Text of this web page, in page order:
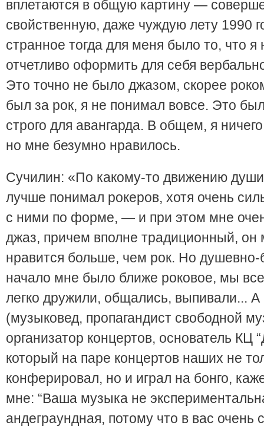
вплетаются в общую картину —
свойственную, даже чуждую лету 1990
странное тогда для меня было то, что я
отчетливо оформить для себя
Это точно не было джазом, скорее
был за рок, я не понимал вовсе. Это
строго для авангарда. В общем, я
но мне безумно нравилось.
Сучилин: «По какому-то движению души
лучше понимал рокеров, хотя очень
с ними по форме, — и при этом мне
джаз, причем вполне традиционный, он
нравится больше, чем рок. Но
начало мне было ближе роковое, мы
легко дружили, общались, выпивали...
(музыковед, пропагандист свободной
организатор концертов, основатель
который на паре концертов наших не
конферировал, но и играл на бонго,
мне: “Ваша музыка не
андеграундная, потому что в вас очень